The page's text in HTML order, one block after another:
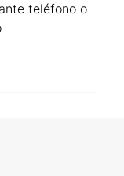
teléfono o